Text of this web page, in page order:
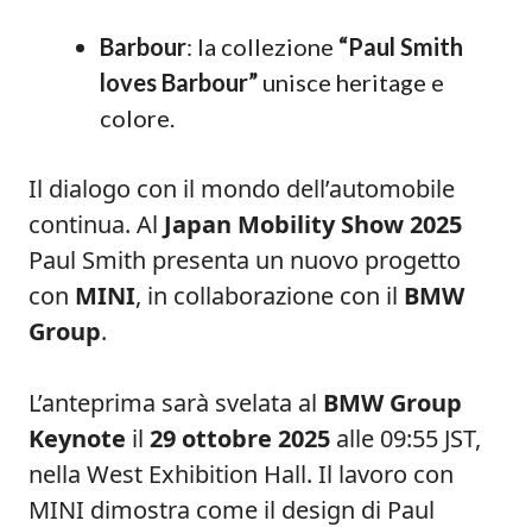
Barbour: la collezione “Paul Smith
loves Barbour” unisce heritage e
colore.
Il dialogo con il mondo dell’automobile
continua. Al Japan Mobility Show 2025
Paul Smith presenta un nuovo progetto
con MINI, in collaborazione con il BMW
Group.
L’anteprima sarà svelata al BMW Group
Keynote il 29 ottobre 2025 alle 09:55 JST,
nella West Exhibition Hall. Il lavoro con
MINI dimostra come il design di Paul